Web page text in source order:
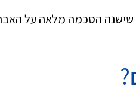
שישנה הסכמה מלאה על
?